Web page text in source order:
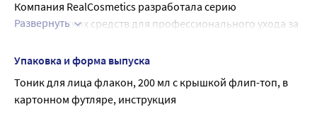
Компания RealCosmetics разработала серию
косметических средств для профессионального ухода за
технологий и новейших научных разработок в области
современной косметологии, позволило создать
оригинальные рецептуры продуктов с
высококачественными и научно-обоснованными
Развернуть
Упаковка и форма выпуска
Тоник для лица флакон, 200 мл с крышкой флип-топ, в
картонном футляре, инструкция